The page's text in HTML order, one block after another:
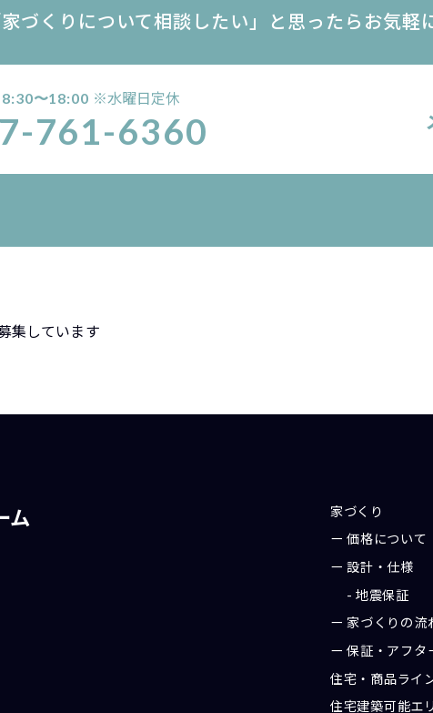
家づくりについて相談したい」 と思ったらお気軽
8:30〜18:00 ※水曜日定休
761-6360
ム
家づくり
価格について
設計・仕様
地震保証
家づくりの流
保証・アフタ
住宅・商品ライ
住宅建築可能エ